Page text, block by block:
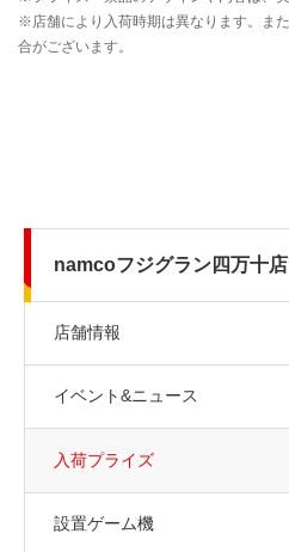
namcoフジグラン四万十店
店舗情報
イベント&ニュース
入荷プライズ
設置ゲーム機